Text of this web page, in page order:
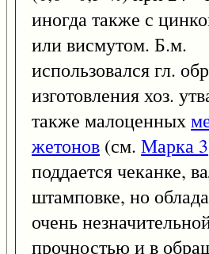
иногда также с
или висмутом. Б.м.
использовался гл.
изготовления хоз.
также малоценных
жетонов (см. Марка 3
поддается чеканке,
штамповке, но
очень
прочностью и в